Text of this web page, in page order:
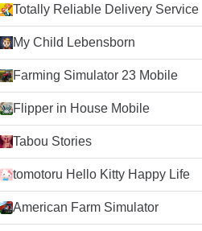
Totally Reliable Delivery Service
My Child Lebensborn
Farming Simulator 23 Mobile
Flipper in House Mobile
Tabou Stories
tomotoru Hello Kitty Happy Life
American Farm Simulator